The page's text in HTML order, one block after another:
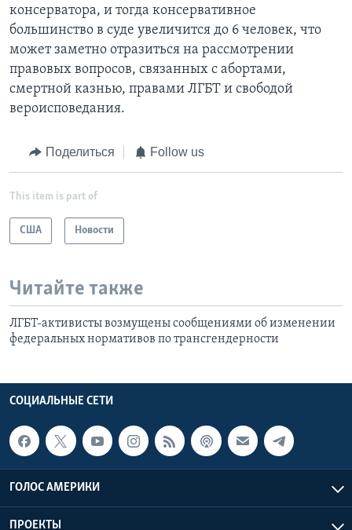
консерватора, и тогда консервативное
большинство в суде увеличится до 6 человек, что
может заметно отразиться на рассмотрении
правовых вопросов, связанных с абортами,
смертной казнью, правами ЛГБТ и свободой
вероисповедания.
Поделиться Follow us
This item is part of
США Новости
Читайте также
ЛГБТ-активисты возмущены сообщениями об изменении
федеральных нормативов по трансгендерности
СОЦИАЛЬНЫЕ СЕТИ
ГОЛОС АМЕРИКИ
ПРОЕКТЫ